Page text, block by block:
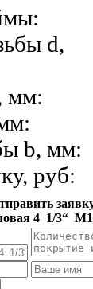
d,
мм:
b, мм:
руб:
4 1/3“